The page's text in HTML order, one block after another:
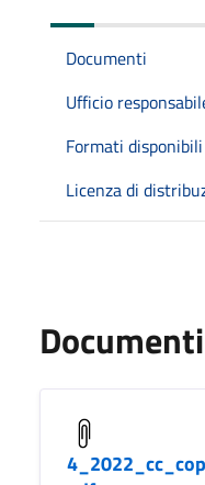
Documenti
Ufficio
Formati disponibili
Licenza di
Documenti